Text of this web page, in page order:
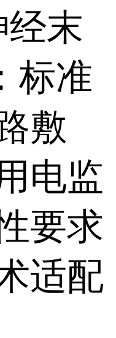
经末
标准
敷
电监
要求
适配